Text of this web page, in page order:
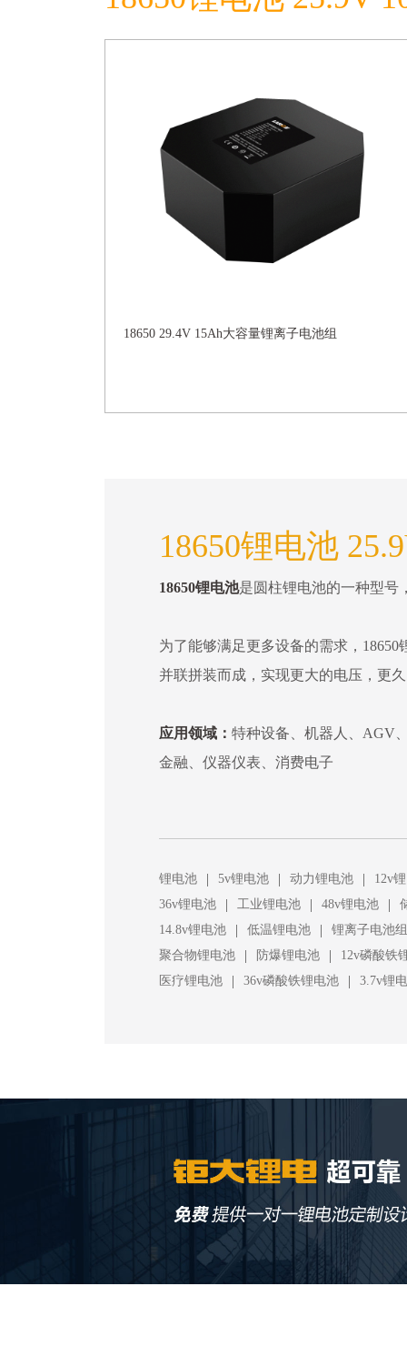
18650 29.4V 15Ah大容量锂离子电池组
18650锂电池
18650锂电池是圆柱锂电池的一种型号
为了能够满足更多设备的需求，
并联拼装而成，实现更大的电压，更
应用领域： 特种设备、机器人、AGV
金融、仪器仪表、消费电子
锂电池 | 5v锂电池 | 动力锂电池 |
12v
36v锂电池
| 工业锂电池 | 48v锂电池 |
14.8v锂电池
| 低温锂电池 |
锂离子电池组
聚合物锂电池
| 防爆锂电池 |
12v磷酸铁
医疗锂电池
| 36v磷酸铁锂电池 | 3.7v锂